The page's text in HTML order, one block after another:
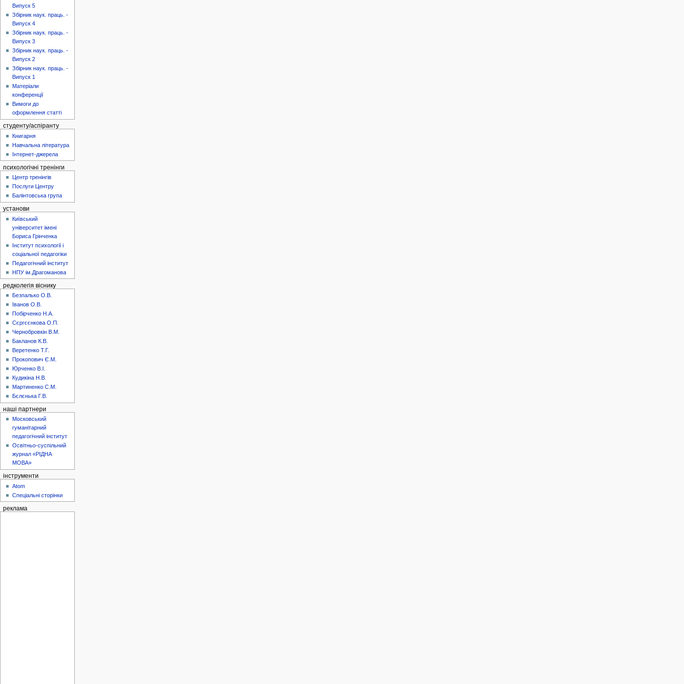
Випуск 5
Збірник наук. праць. -
Випуск 4
Збірник наук. праць. -
Випуск 3
Збірник наук. праць. -
Випуск 2
Збірник наук. праць. -
Випуск 1
Матеріали
конференції
Вимоги до
оформлення статті
студенту/аспіранту
Книгарня
Навчальна література
Інтернет-джерела
психологічні тренінги
Центр тренінгів
Послуги Центру
Балінтовська група
установи
Київський
університет імені
Бориса Грінченка
Інститут психології і
соціальної педагогіки
Педагогічний інститут
НПУ ім.Драгоманова
редколегія віснику
Безпалько О.В.
Іванов О.В.
Побірченко Н.А.
Сєргєєнкова О.П.
Чернобровкін В.М.
Бакланов К.В.
Веретенко Т.Г.
Прокопович Є.М.
Юрченко В.І.
Кудикіна Н.В.
Мартиненко С.М.
Бєлєнька Г.В.
наші партнери
Московський
гуманітарний
педагогічний інститут
Освітньо-суспільний
журнал «РІДНА
МОВА»
інструменти
Atom
Спеціальні сторінки
реклама